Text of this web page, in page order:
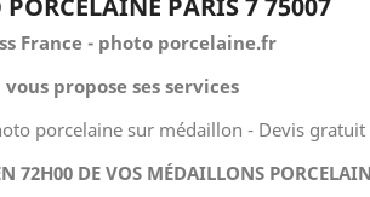
PARIS 7 75007
France - photo porcelaine.fr
vous propose ses services
porcelaine sur médaillon - Devis gratuit
72H00 DE VOS MÉDAILLONS